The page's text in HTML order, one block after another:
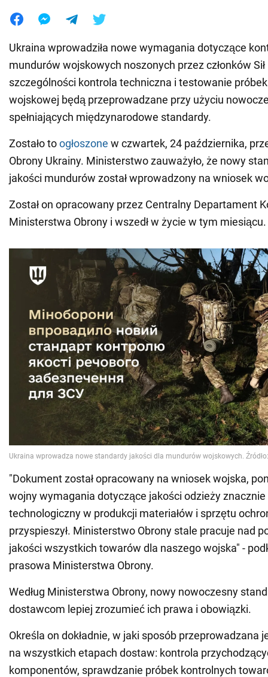
Ukraina wprowadziła nowe wymagania dotyczące
mundurów wojskowych noszonych przez członków
szczególności kontrola techniczna i testowanie
wojskowej będą przeprowadzane przy użyciu
spełniających międzynarodowe standardy.
Zostało toogłoszone w czwartek, 24 października,
Obrony Ukrainy. Ministerstwo zauważyło, że nowy
jakości mundurów został wprowadzony na wniosek
Został on opracowany przez Centralny Departament
Ministerstwa Obrony i wszedł w życie w tym miesiącu.
"Dokument został opracowany na wniosek wojska,
wojny wymagania dotyczące jakości odzieży znacznie
technologiczny w produkcji materiałów i sprzętu
przyspieszył. Ministerstwo Obrony stale pracuje nad
jakości wszystkich towarów dla naszego wojska" -
prasowa Ministerstwa Obrony.
Według Ministerstwa Obrony, nowy nowoczesny
dostawcom lepiej zrozumieć ich prawa i obowiązki.
Określa on dokładnie, w jaki sposób przeprowadzana
na wszystkich etapach dostaw: kontrola
komponentów, sprawdzanie próbek kontrolnych